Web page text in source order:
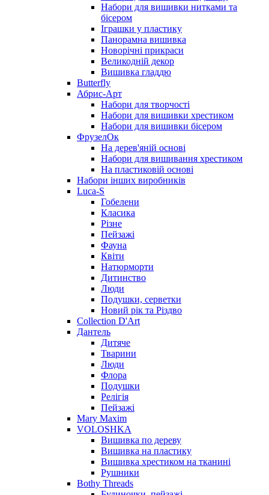
Набори для вишивки нитками та
бісером
Іграшки у пластику
Панорамна вишивка
Новорічні прикраси
Великодній декор
Вишивка гладдю
Butterfly
Абрис-Арт
Набори для творчості
Набори для вишивки хрестиком
Набори для вишивки бісером
ФрузелОк
На дерев'яній основі
Набори для вишивання хрестиком
На пластиковій основі
Набори інших виробників
Luca-S
Гобелени
Класика
Різне
Пейзажі
Фауна
Квіти
Натюрморти
Дитинство
Люди
Подушки, серветки
Новий рік та Різдво
Collection D'Art
Дантель
Дитяче
Тварини
Люди
Флора
Подушки
Релігія
Пейзажі
Mary Maxim
VOLOSHKA
Вишивка по дереву
Вишивка на пластику
Вишивка хрестиком на тканині
Рушники
Bothy Threads